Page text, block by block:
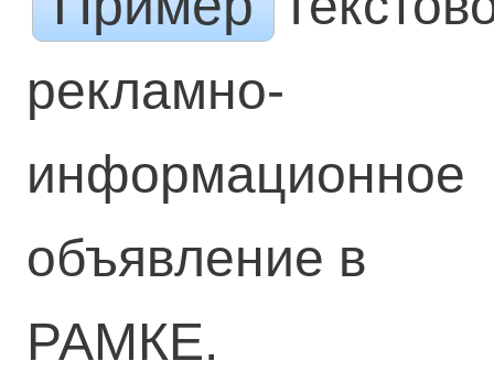
рекламно-
информационное
объявление в
РАМКЕ.